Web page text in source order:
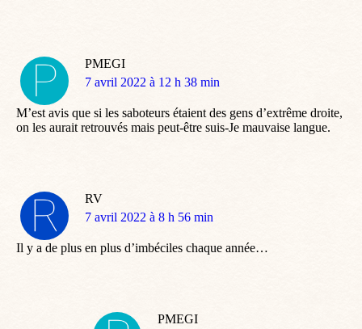
PMEGI
dit
7 avril 2022 à 12 h 38 min
M’est avis que si les saboteurs étaient des gens d’extrême droite,
on les aurait retrouvés mais peut-être suis-Je mauvaise langue.
RV
dit
7 avril 2022 à 8 h 56 min
Il y a de plus en plus d’imbéciles chaque année…
PMEGI